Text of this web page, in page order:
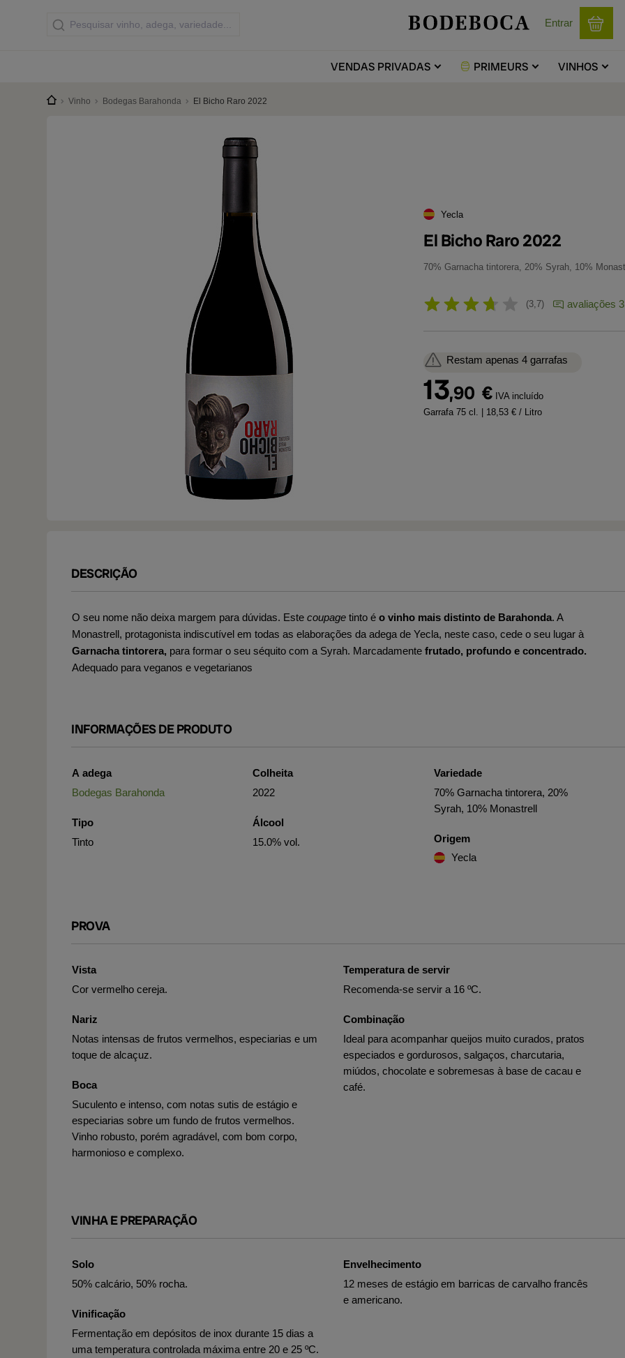
Entrar
VENDASPRIVADAS PRIMEURS VINHOS
Vinho Bodegas Barahonda El Bicho Raro 2022
Yecla
El Bicho Raro 2022
70% Garnacha tintorera, 20% Syrah, 10%
3,7 avaliações 3
Restam apenas 4 garrafas
13,90 € IVA incluído
Garrafa 75 cl. | 18,53 € / Litro
DESCRIÇÃO
O seu nome não deixa margem para dúvidas. Este coupage tinto é o vinho mais distinto de Barahonda. A
Monastrell, protagonista indiscutível em todas as elaborações da adega de Yecla, neste caso, cede o seu lugar à
Garnacha tintorera, para formar o seu séquito com a Syrah. Marcadamente frutado, profundo e concentrado.
Adequado para veganos e vegetarianos
INFORMAÇÕES DE PRODUTO
A adega
Bodegas Barahonda
Tipo
Tinto
Colheita
2022
Álcool
15.0% vol.
Variedade
70% Garnacha tintorera, 20%
Syrah, 10% Monastrell
Origem
Yecla
PROVA
Vista
Cor vermelho cereja.
Nariz
Notas intensas de frutos vermelhos, especiarias e um
toque de alcaçuz.
Boca
Suculento e intenso, com notas sutis de estágio e
especiarias sobre um fundo de frutos vermelhos.
Vinho robusto, porém agradável, com bom corpo,
harmonioso e complexo.
Temperatura de servir
Recomenda-se servir a 16 ºC.
Combinação
Ideal para acompanhar queijos muito curados, pratos
especiados e gordurosos, salgaços, charcutaria,
miúdos, chocolate e sobremesas à base de cacau e
café.
VINHA E PREPARAÇÃO
Solo
50% calcário, 50% rocha.
Vinificação
Fermentação em depósitos de inox durante 15 dias a
uma temperatura controlada máxima entre 20 e 25 ºC.
Envelhecimento
12 meses de estágio em barricas de carvalho francês
e americano.